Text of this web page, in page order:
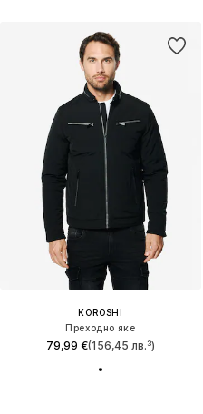
KOROSHI
Преходно яке
79,99 €(156,45 лв.³)